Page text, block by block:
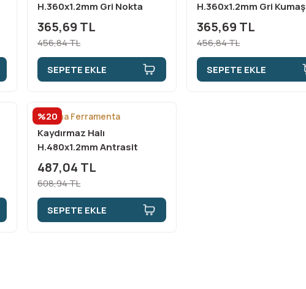
H.360x1.2mm Gri Nokta
Desen
365,69 TL
456,84 TL
SEPETE EKLE
H.360x1.2mm Gri Kumaş
Desen
365,69 TL
456,84 TL
SEPETE EKLE
%20
Italiana Ferramenta
Kaydırmaz Halı
H.480x1.2mm Antrasit
Kumaş Desen (i)
487,04 TL
608,94 TL
SEPETE EKLE